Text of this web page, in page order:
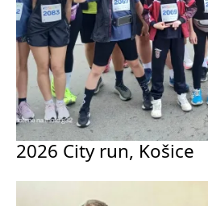
2026 City run, Košice